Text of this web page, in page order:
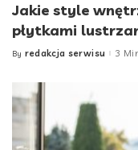
Jakie style
płytkami
Posted
By redakcja serwisu 3